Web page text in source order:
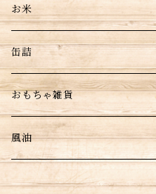
お米
缶詰
おもちゃ雑貨
風油